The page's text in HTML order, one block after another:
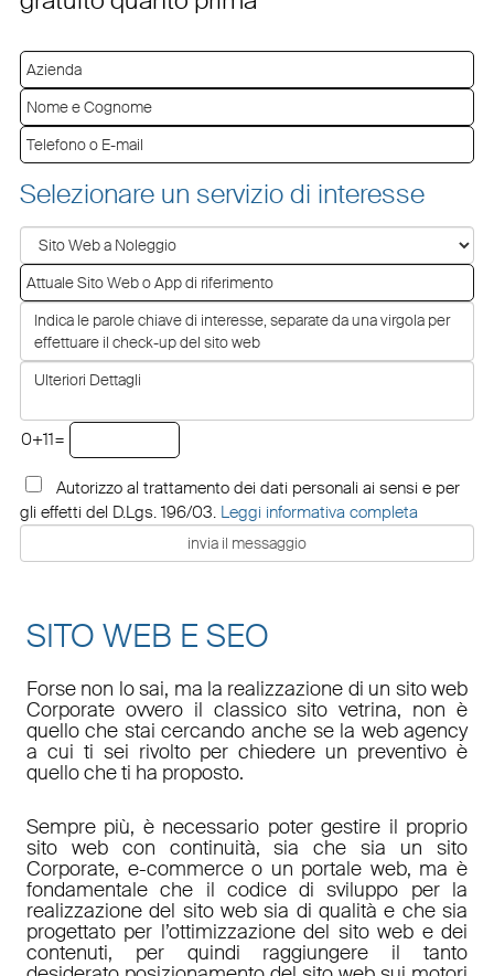
Selezionare un servizio di interesse
0+11=
Autorizzo al trattamento dei dati personali ai sensi e per
gli effetti del D.Lgs. 196/03. Leggi informativa completa
SITO WEB E SEO
Forse non lo sai, ma la realizzazione di un sito web
Corporate ovvero il classico sito vetrina, non è
quello che stai cercando anche se la web agency
a cui ti sei rivolto per chiedere un preventivo è
quello che ti ha proposto.
Sempre più, è necessario poter gestire il proprio
sito web con continuità, sia che sia un sito
Corporate, e-commerce o un portale web, ma è
fondamentale che il codice di sviluppo per la
realizzazione del sito web sia di qualità e che sia
progettato per l’ottimizzazione del sito web e dei
contenuti, per quindi raggiungere il tanto